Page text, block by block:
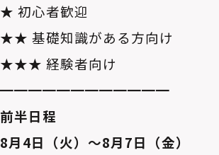
★ 初心者歓迎
★★ 基礎知識がある方向け
★★★ 経験者向け
━━━━━━━━━━━━
前半日程
8月4日（火）～8月7日（金）